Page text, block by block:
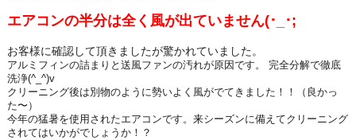
エアコンの半分は全く風が出ていません(･_･;
お客様に確認して頂きましたが驚かれていました。
アルミフィンの詰まりと送風ファンの汚れが原因です。 完全分解で徹底
洗浄(^_^)v
クリーニング後は別物のように勢いよく風がでてきました！！（良かっ
た〜）
今年の猛暑を使用されたエアコンです。来シーズンに備えてクリーニング
されてはいかがでしょうか！？